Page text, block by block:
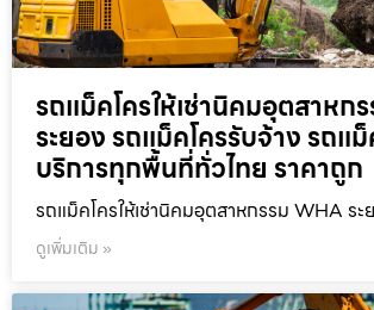
รถแม็คโครให้เช่านิคมอุตสาหก
ระยอง รถแม็คโครรับจ้าง รถแม็
บริการทุกพื้นที่ทั่วไทย ราคาถูก
รถแม็คโครให้เช่านิคมอุตสาหกรรม WHA ระ
ดูเพิ่มเติม »